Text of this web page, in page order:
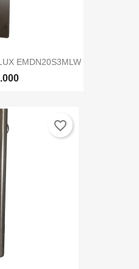
EMDN20S3MLW
favorite_border